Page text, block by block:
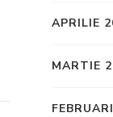
APRILIE
MARTIE